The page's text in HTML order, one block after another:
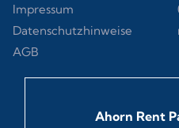
Impressum
Datenschutzhinweise
AGB
Ahorn Rent